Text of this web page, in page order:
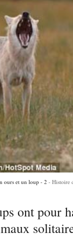
ours et un loup - 2 Histoire
ont pour